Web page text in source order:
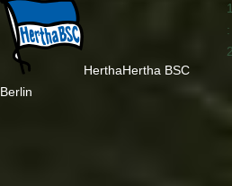
HerthaHertha BSC
Berlin
: